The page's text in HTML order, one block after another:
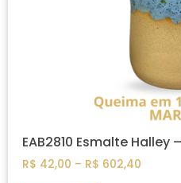
EAB2810 Esmalte Halley
R$ 42,00 – R$ 602,40